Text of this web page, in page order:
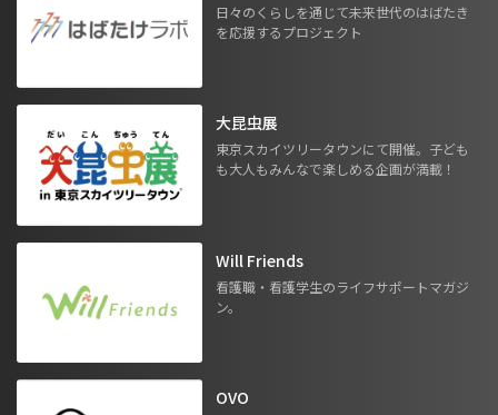
日々のくらしを通じて未来世代のはばたき
を応援するプロジェクト
大昆虫展
東京スカイツリータウンにて開催。子ども
も大人もみんなで楽しめる企画が満載！
Will Friends
看護職・看護学生のライフサポートマガジ
ン。
OVO